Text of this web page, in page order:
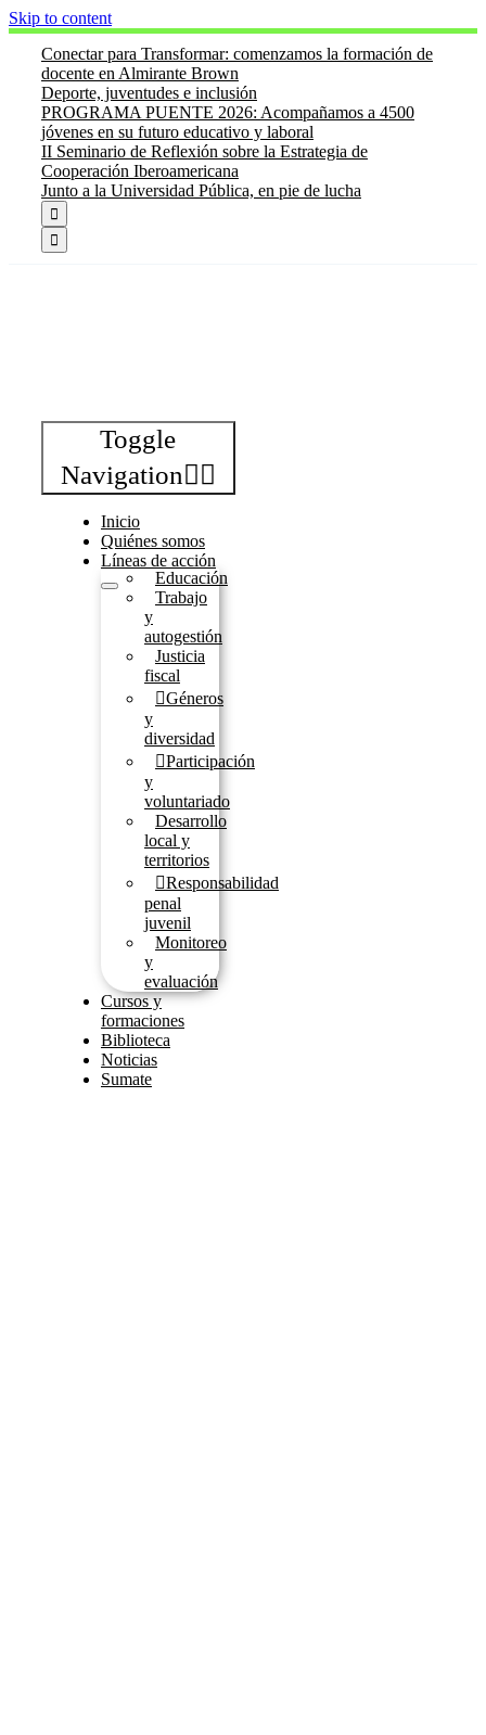
Skip to content
Conectar para Transformar: comenzamos la formación de
docente en Almirante Brown
Deporte, juventudes e inclusión
PROGRAMA PUENTE 2026: Acompañamos a 4500
jóvenes en su futuro educativo y laboral
II Seminario de Reflexión sobre la Estrategia de
Cooperación Iberoamericana
Junto a la Universidad Pública, en pie de lucha


Toggle
Navigation
Inicio
Quiénes somos
Líneas de acción
Educación
Trabajo
y
autogestión
Justicia
fiscal
Géneros
y
diversidad
Participación
y
voluntariado
Desarrollo
local y
territorios
Responsabilidad
penal
juvenil
Monitoreo
y
evaluación
Cursos y
formaciones
Biblioteca
Noticias
Sumate